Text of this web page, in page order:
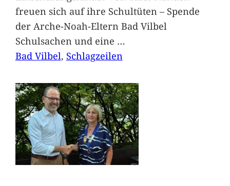
freuen sich auf ihre Schultüten – Spende
der Arche-Noah-Eltern Bad Vilbel
Schulsachen und eine …
Bad Vilbel, Schlagzeilen